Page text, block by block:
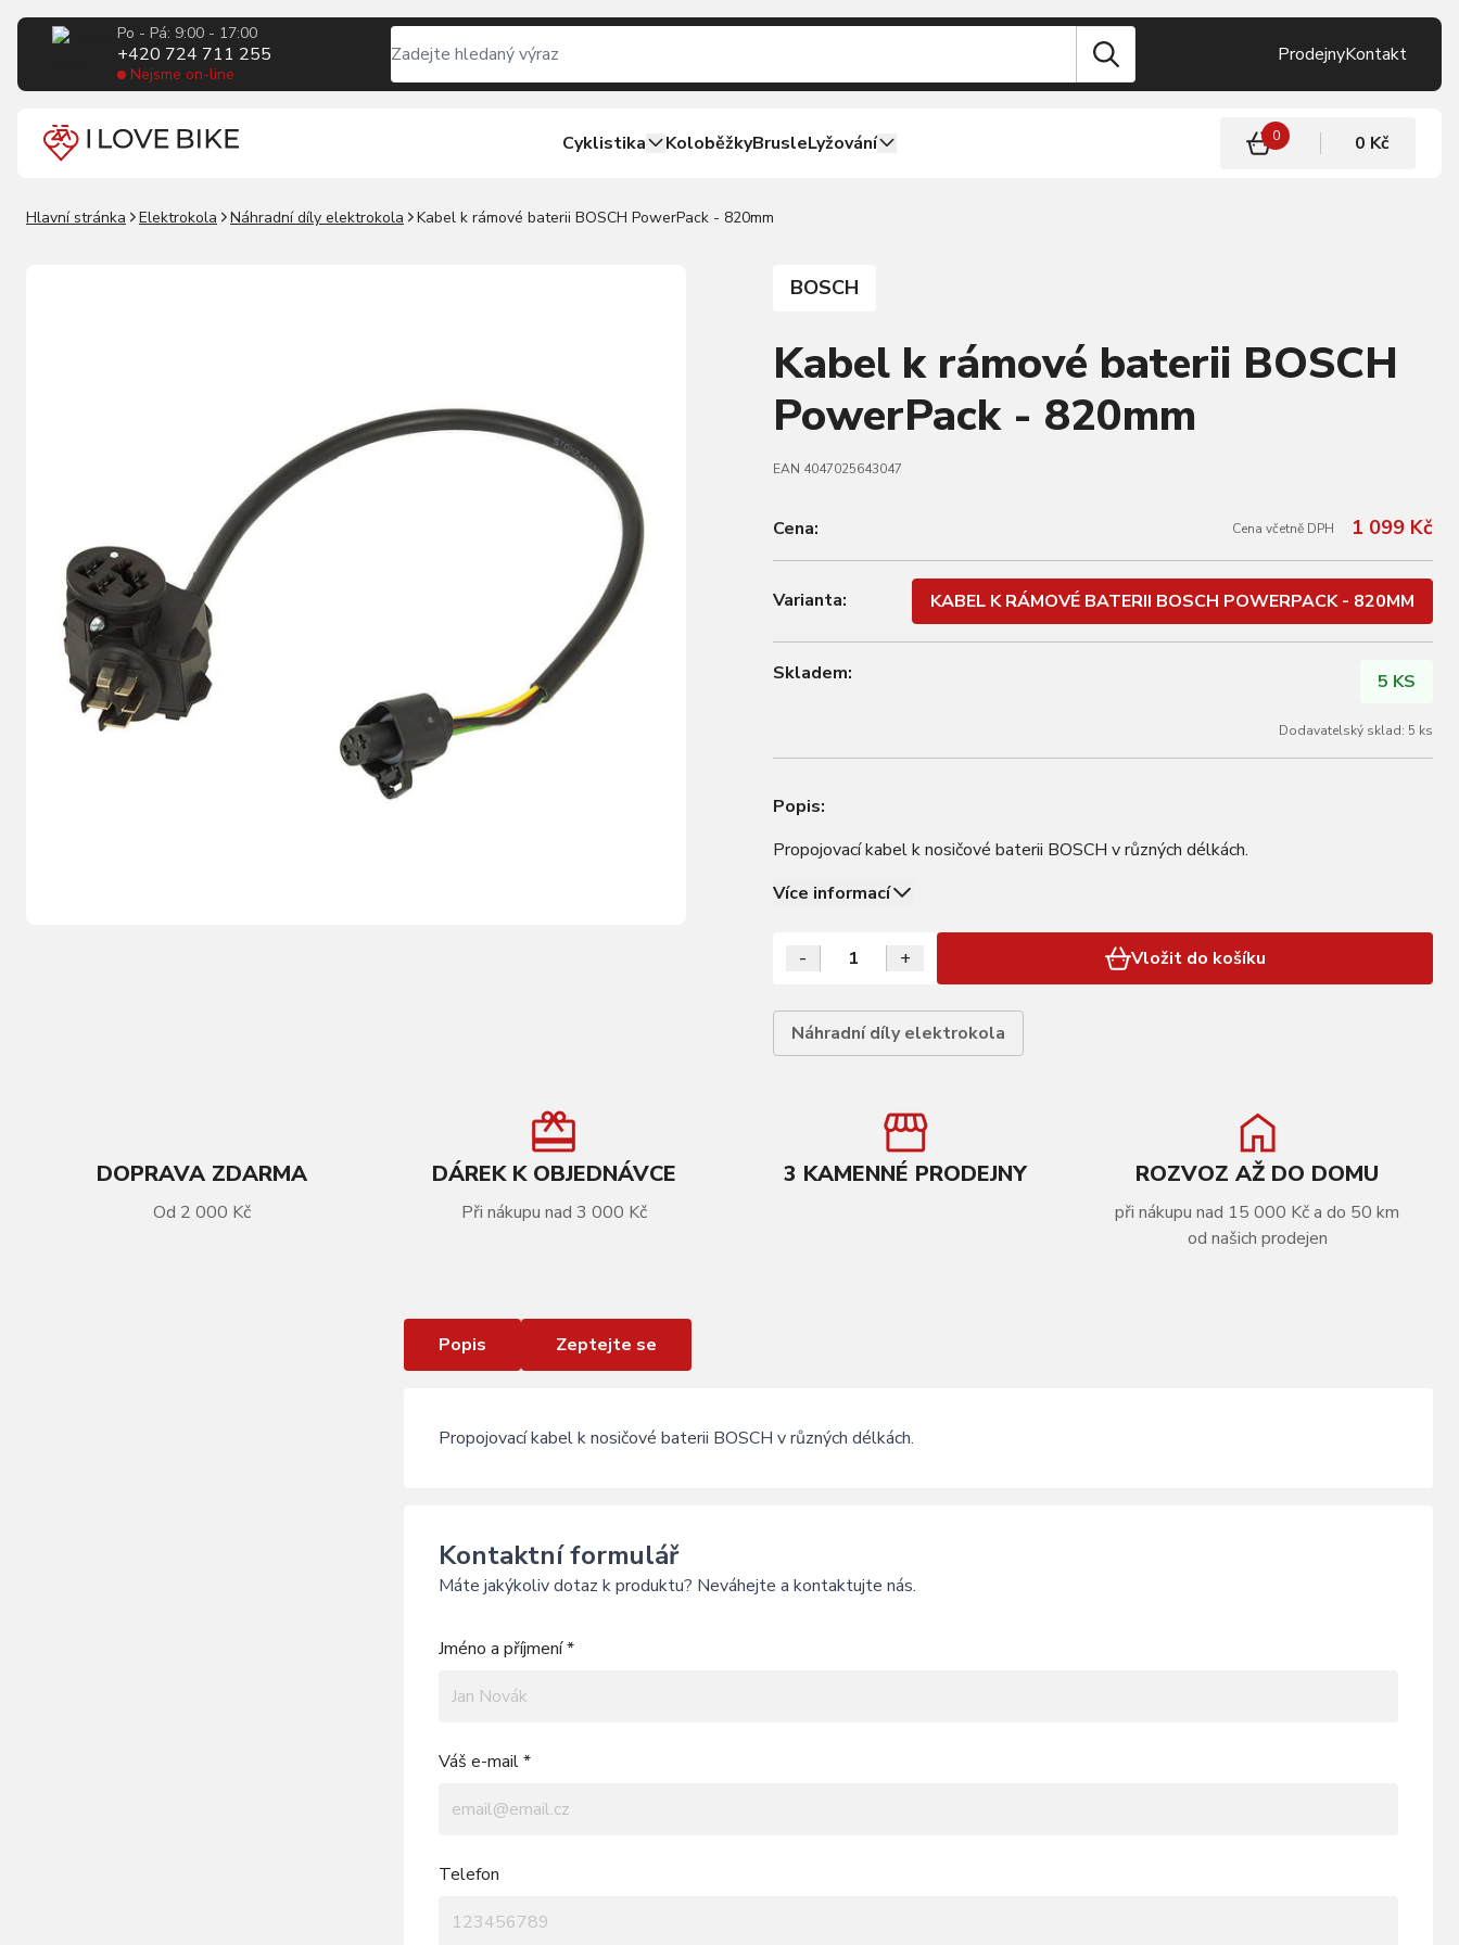
Po - Pá: 9:00 - 17:00
+420 724 711 255
Nejsme on-line
ProdejnyKontakt
Cyklistika KoloběžkyBrusleLyžování 0 0 Kč
Hlavní stránka Elektrokola Náhradní díly elektrokola Kabel k rámové baterii BOSCH PowerPack - 820mm
BOSCH
Kabel k rámové baterii BOSCH
PowerPack - 820mm
EAN 4047025643047
Cena: Cena včetně DPH 1 099 Kč
Varianta: KABEL K RÁMOVÉ BATERII BOSCH POWERPACK - 820MM
Skladem: 5 KS
Dodavatelský sklad: 5 ks
Popis:
Propojovací kabel k nosičové baterii BOSCH v různých délkách.
Více informací
- + Vložit do košíku
Náhradní díly elektrokola
DOPRAVA ZDARMA
Od 2 000 Kč
DÁREK K OBJEDNÁVCE
Při nákupu nad 3 000 Kč
3 KAMENNÉ PRODEJNY ROZVOZ AŽ DO DOMU
při nákupu nad 15 000 Kč a do 50 km
od našich prodejen
VÍCE INFORMACÍ
Popis Zeptejte se
Propojovací kabel k nosičové baterii BOSCH v různých délkách.
Kontaktní formulář
Máte jakýkoliv dotaz k produktu? Neváhejte a kontaktujte nás.
Jméno a příjmení *
Váš e-mail *
Telefon